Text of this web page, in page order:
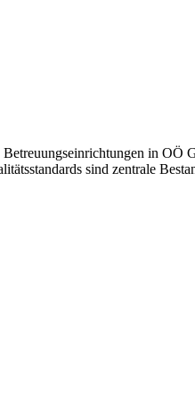
in OÖ
sind zentrale